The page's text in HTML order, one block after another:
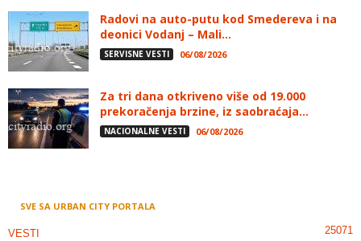
Radovi na auto-putu kod Smedereva i na
deonici Vodanj – Mali...
SERVISNE VESTI 06/08/2026
Za tri dana otkriveno više od 19.000
prekoračenja brzine, iz saobraćaja...
NACIONALNE VESTI 06/08/2026
SVE SA URBAN CITY PORTALA
VESTI 25071